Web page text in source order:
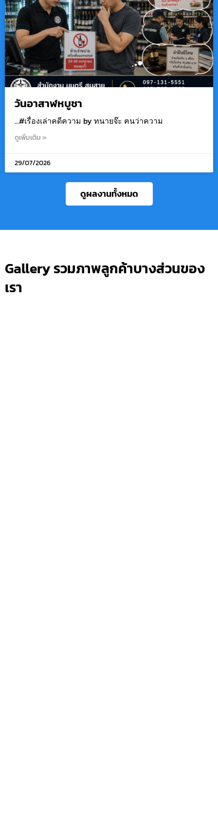
วันอาสาฬหบูชา
…#เรื่องเล่าคดีความ by ทนายจ๊ะ ฅนว่าความ
ดูเพิ่มเติม »
29/07/2026
ดูผลงานทั้งหมด
Gallery รวมภาพลูกค้าบางส่วนของ
เรา